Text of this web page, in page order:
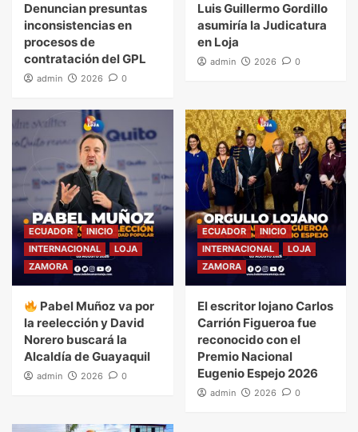
Denuncian presuntas
inconsistencias en
procesos de
contratación del GPL
admin 2026 0
Luis Guillermo Gordillo
asumiría la Judicatura
en Loja
admin 2026 0
ECUADOR
INICIO
INTERNACIONAL
LOJA
ZAMORA
Pabel Muñoz va por
la reelección y David
Norero buscará la
Alcaldía de Guayaquil
admin 2026 0
ECUADOR
INICIO
INTERNACIONAL
LOJA
ZAMORA
El escritor lojano Carlos
Carrión Figueroa fue
reconocido con el
Premio Nacional
Eugenio Espejo 2026
admin 2026 0